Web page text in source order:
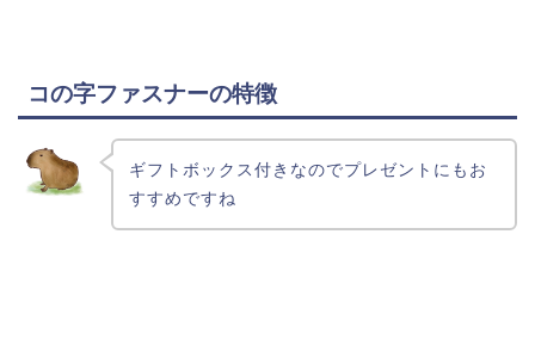
コの字ファスナーの特徴
ギフトボックス付きなのでプレゼントにもお
すすめですね